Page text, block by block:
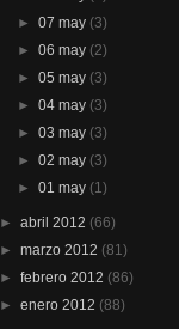
► 07 may (3)
► 06 may (2)
► 05 may (3)
► 04 may (3)
► 03 may (3)
► 02 may (3)
► 01 may (1)
►abril 2012 (66)
►marzo 2012 (81)
►febrero 2012 (86)
►enero 2012 (88)